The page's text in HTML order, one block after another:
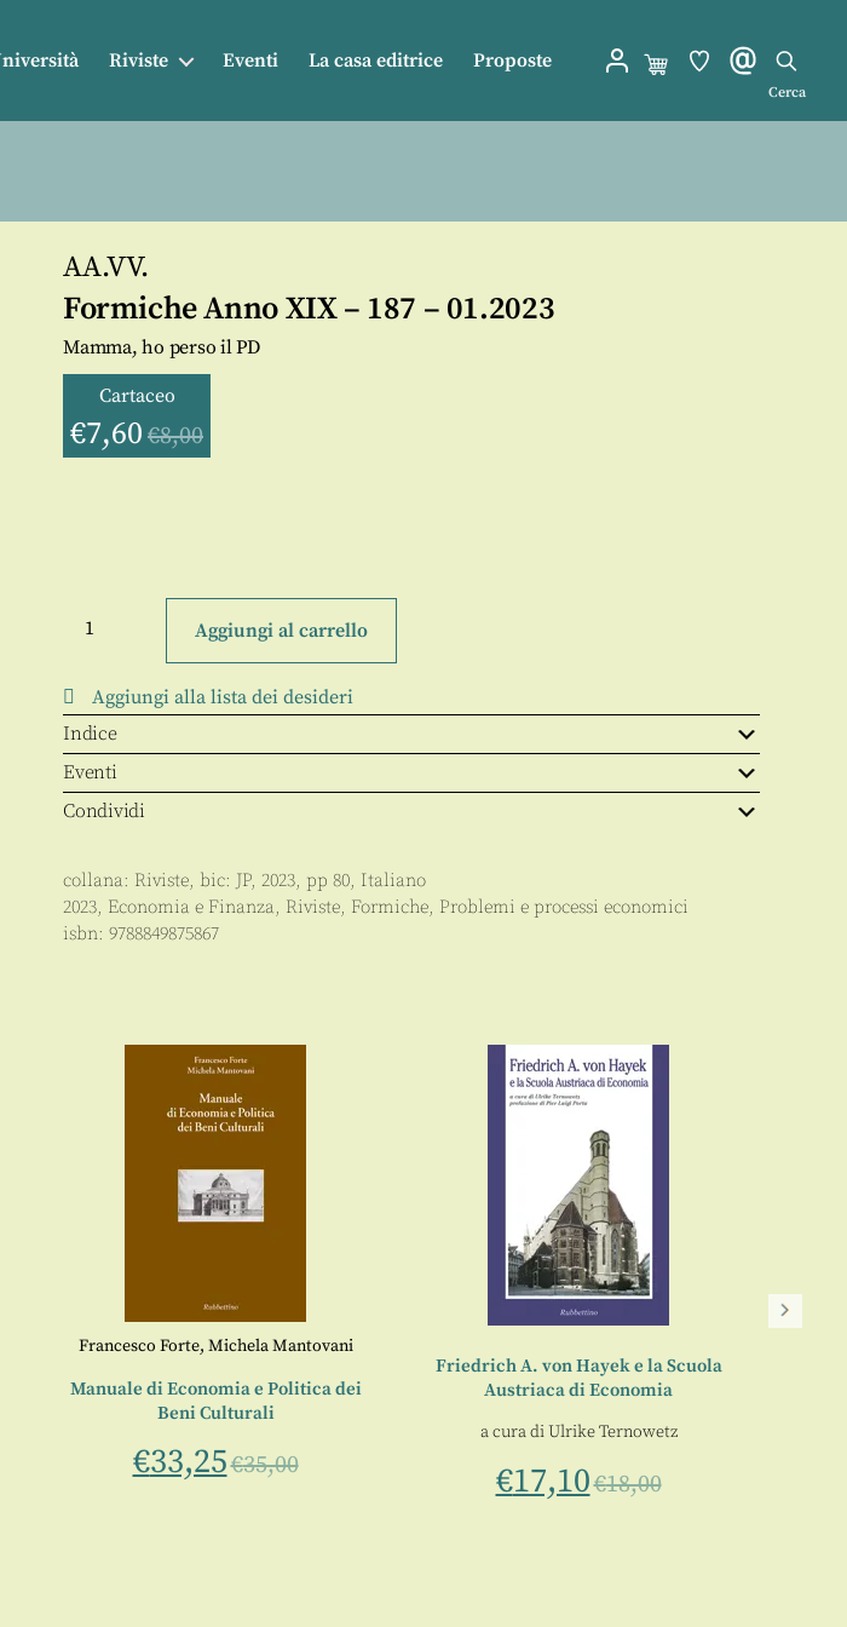
Riviste Eventi La casa editrice Proposte
Cerca
AA.VV.
Formiche Anno XIX – 187 – 01.2023
Mamma, ho perso il PD
Cartaceo
€7,60 €8,00
Anno
187
-
01.2023
quantità
Aggiungi al carrello
Aggiungi alla lista dei desideri
Indice
Eventi
Condividi
collana: Riviste, bic: JP, 2023, pp 80, Italiano
2023, Economia e Finanza, Riviste, Formiche, Problemi e processi economici
isbn: 9788849875867
Francesco Forte, Michela Mantovani
Manuale di Economia e Politica dei
Beni Culturali
€33,25€35,00
Friedrich A. von Hayek e la Scuola
Austriaca di Economia
a cura diUlrike Ternowetz
€17,10€18,00